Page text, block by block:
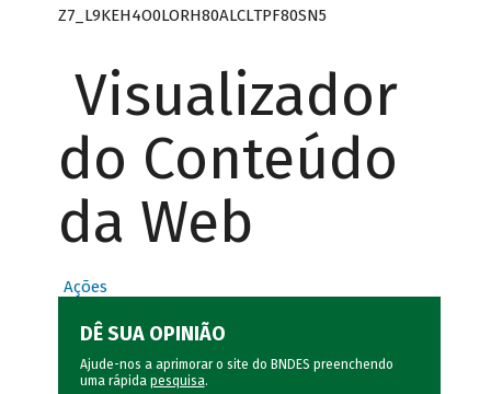
Z7_L9KEH4O0LORH80ALCLTPF80SN5
Visualizador
do Conteúdo
da Web
Ações
DÊ SUA OPINIÃO
Ajude-nos a aprimorar o site do BNDES preenchendo
uma rápida pesquisa.